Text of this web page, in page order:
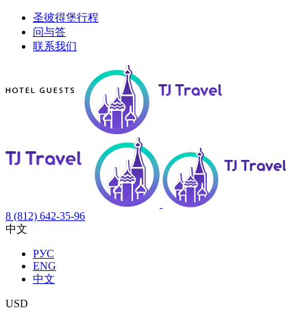
圣彼得堡行程
问与答
联系我们
8 (812) 642-35-96
中文
РУС
ENG
中文
USD